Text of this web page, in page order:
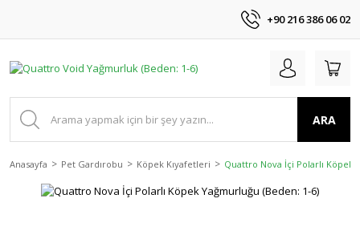
+90 216 386 06 02
ARA
Anasayfa Pet Gardırobu Köpek Kıyafetleri Quattro Nova İçi Polarlı Köpek